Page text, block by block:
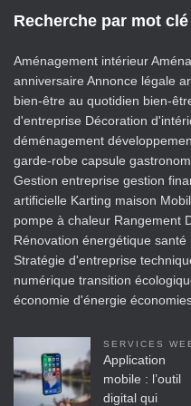
Recherche par mot clé
Aménagement intérieur
anniversaire Annonce légale
bien-être au quotidien bien-
d'entreprise Décoration
déménagement
garde-robe capsule
Gestion entreprise gestion
artificielle Karting maison
pompe à chaleur Rangement
Rénovation énergétique santé
Stratégie d'entreprise
numérique transition
économie d'énergie
SERVICES
Application
mobile : l’outil
digital qui